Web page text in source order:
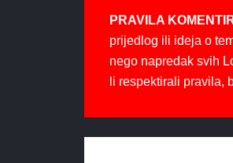
PRAVILA
prijedlog ili ideja o
nego napredak svih
li respektirali pravila,